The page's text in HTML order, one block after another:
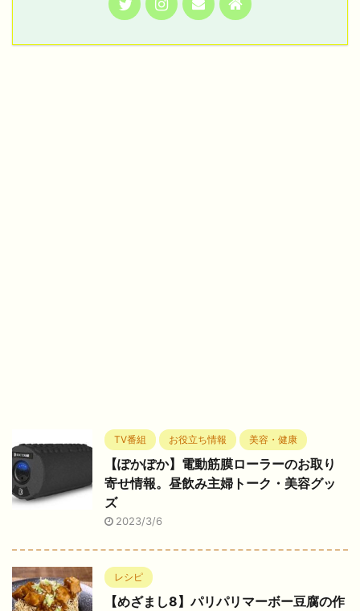
TV番組 お役立ち情報 美容・健康
【ぽかぽか】電動筋膜ローラーのお取り
寄せ情報。昼飲み主婦トーク・美容グッ
ズ
2023/3/6
レシピ
【めざまし8】パリパリマーボー豆腐の作